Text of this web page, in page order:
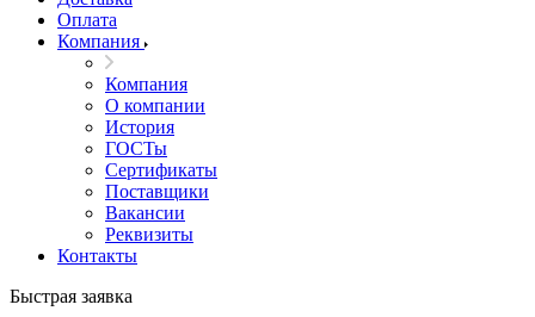
Оплата
Компания
Компания
О компании
История
ГОСТы
Сертификаты
Поставщики
Вакансии
Реквизиты
Контакты
Быстрая заявка